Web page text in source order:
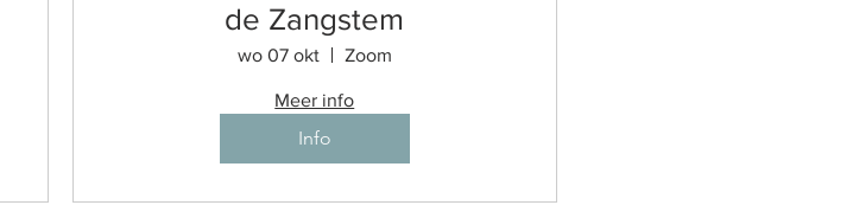
de Zangstem
wo 07 okt Zoom
Meer info
Info